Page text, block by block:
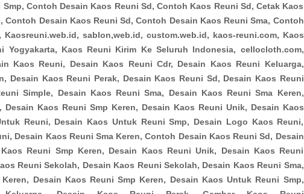
Contoh Desain Kaos Reuni Sd, Contoh Kaos Reuni Sd, Cetak Kaos
Contoh Desain Kaos Reuni Sd, Contoh Desain Kaos Reuni Sma, Contoh
Kaosreuni.web.id, sablon,web.id, custom.web.id, kaos-reuni.com, Kaos
Yogyakarta, Kaos Reuni Kirim Ke Seluruh Indonesia, cellocloth.com,
Kaos Reuni, Desain Kaos Reuni Cdr, Desain Kaos Reuni Keluarga,
Desain Kaos Reuni Perak, Desain Kaos Reuni Sd, Desain Kaos Reuni
Simple, Desain Kaos Reuni Sma, Desain Kaos Reuni Sma Keren,
Desain Kaos Reuni Smp Keren, Desain Kaos Reuni Unik, Desain Kaos
Reuni, Desain Kaos Untuk Reuni Smp, Desain Logo Kaos Reuni,
Desain Kaos Reuni Sma Keren, Contoh Desain Kaos Reuni Sd, Desain
Reuni Smp Keren, Desain Kaos Reuni Unik, Desain Kaos Reuni
Reuni Sekolah, Desain Kaos Reuni Sekolah, Desain Kaos Reuni Sma,
Desain Kaos Reuni Smp Keren, Desain Kaos Untuk Reuni Smp,